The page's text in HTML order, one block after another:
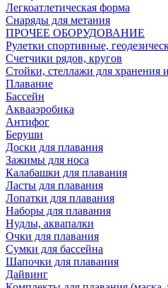
Легкоатлетическая форма
Снаряды для метания
ПРОЧЕЕ ОБОРУДОВАНИЕ
Рулетки спортивные,
Счетчики рядов, кругов
Стойки, стеллажи для хранения
Плавание
Бассейн
Аквааэробика
Антифог
Беруши
Доски для плавания
Зажимы для носа
Калабашки для плавания
Ласты для плавания
Лопатки для плавания
Наборы для плавания
Нудлы, аквапалки
Очки для плавания
Сумки для бассейна
Шапочки для плавания
Дайвинг